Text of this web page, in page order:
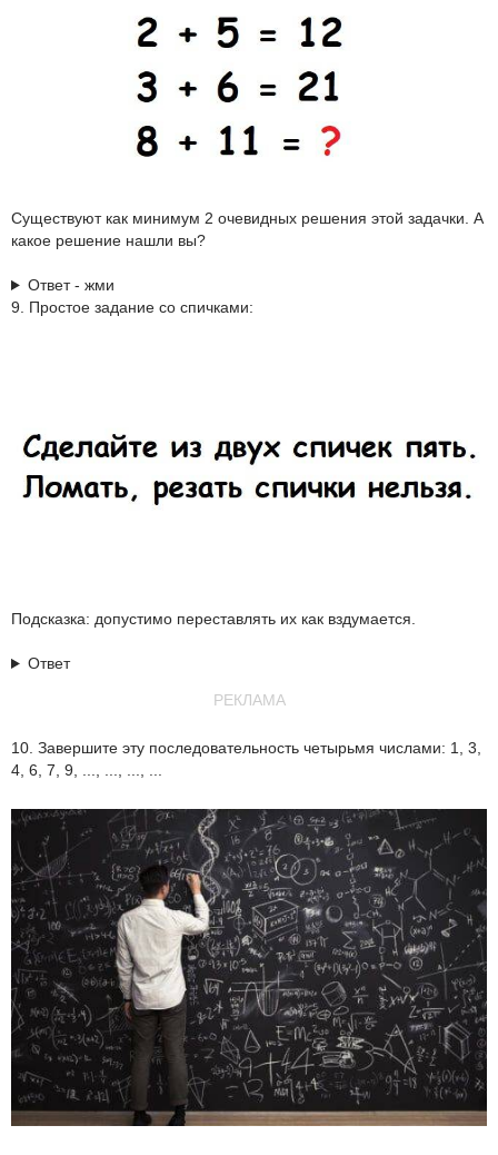
Существуют как минимум 2 очевидных решения этой задачки. А
какое решение нашли вы?
Ответ - жми
9. Простое задание со спичками:
Подсказка: допустимо переставлять их как вздумается.
Ответ
РЕКЛАМА
10. Завершите эту последовательность четырьмя числами: 1, 3,
4, 6, 7, 9, ..., ..., ..., ...